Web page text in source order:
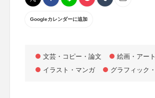
Googleカレンダーに追加
文芸・コピー・論文
絵画・アート
イラスト・マンガ
グラフィック